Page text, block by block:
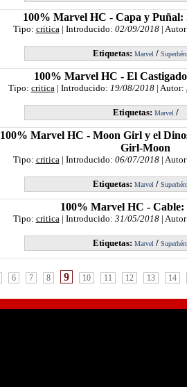
100% Marvel HC - Capa y Puñal:
Tipo: critica| Introducido: 02/09/2018|
Etiquetas: Marvel/
100% Marvel HC - El
Tipo: critica| Introducido: 19/08/2018| Autor:
Etiquetas: Marvel/
100% Marvel HC - Moon Girl y el
Girl-Moon
Tipo: critica| Introducido: 06/07/2018|
Etiquetas: Marvel/
100% Marvel HC - Cable:
Tipo: critica| Introducido: 31/05/2018|
Etiquetas: Marvel/
6 7 8 9 10 11 12 13 14